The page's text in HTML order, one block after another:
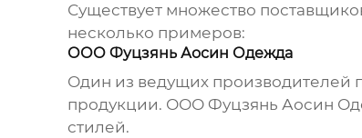
Существует множество
несколько примеров:
ООО Фуцзянь Аосин Одежда
Один из ведущих производителей
продукции. ООО Фуцзянь Аосин
стилей.